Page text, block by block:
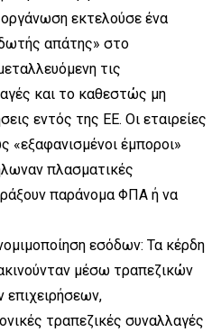
εκτελούσε ένα
απάτης» στο
τις
και το καθεστώς μη
εντός της ΕΕ. Οι εταιρείες
«εξαφανισμένοι έμποροι»
πλασματικές
παράνομα ΦΠΑ ή να
εσόδων: Τα κέρδη
μέσω τραπεζικών
επιχειρήσεων,
τραπεζικές συναλλαγές